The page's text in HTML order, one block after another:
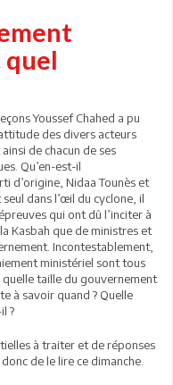
Youssef Chahed a pu
des divers acteurs
de chacun de ses
Qu’en-est-il
d’origine, Nidaa Tounès et
dans l’œil du cyclone, il
qui ont dû l’inciter à
Kasbah que de ministres et
Incontestablement,
ministériel sont tous
taille du gouvernement
à savoir quand ? Quelle
?
à traiter et de réponses
de le lire ce dimanche.